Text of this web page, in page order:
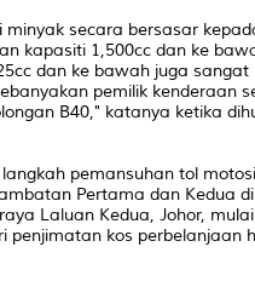
minyak secara bersasar
kapasiti 1,500cc dan ke
dan ke bawah juga sangat
pemilik kenderaan
B40," katanya ketika
pemansuhan tol
Pertama dan Kedua
Laluan Kedua, Johor,
penjimatan kos perbelanjaan